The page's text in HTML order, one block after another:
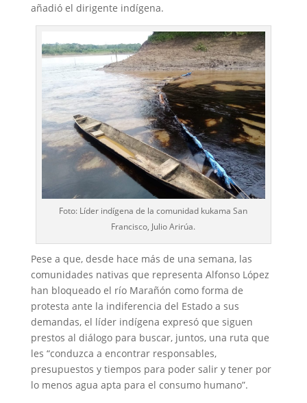
añadió el dirigente indígena.
Foto: Líder indígena de la comunidad kukama San
Francisco, Julio Arirúa.
Pese a que, desde hace más de una semana, las
comunidades nativas que representa Alfonso López
han bloqueado el río Marañón como forma de
protesta ante la indiferencia del Estado a sus
demandas, el líder indígena expresó que siguen
prestos al diálogo para buscar, juntos, una ruta que
les “conduzca a encontrar responsables,
presupuestos y tiempos para poder salir y tener por
lo menos agua apta para el consumo humano”.